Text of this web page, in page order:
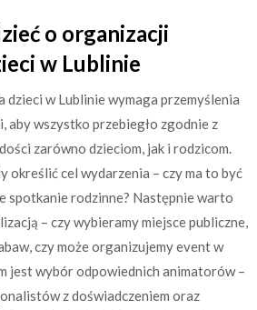
o organizacji
w Lublinie
dzieci w Lublinie wymaga przemyślenia
aby wszystko przebiegło zgodnie z
zarówno dzieciom, jak i rodzicom.
określić cel wydarzenia – czy ma to być
spotkanie rodzinne? Następnie warto
– czy wybieramy miejsce publiczne,
czy może organizujemy event w
jest wybór odpowiednich animatorów –
z doświadczeniem oraz